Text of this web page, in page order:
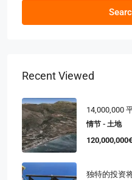
Recent Viewed
14,000,000
情节 - 土地
120,000,000€
独特的投资